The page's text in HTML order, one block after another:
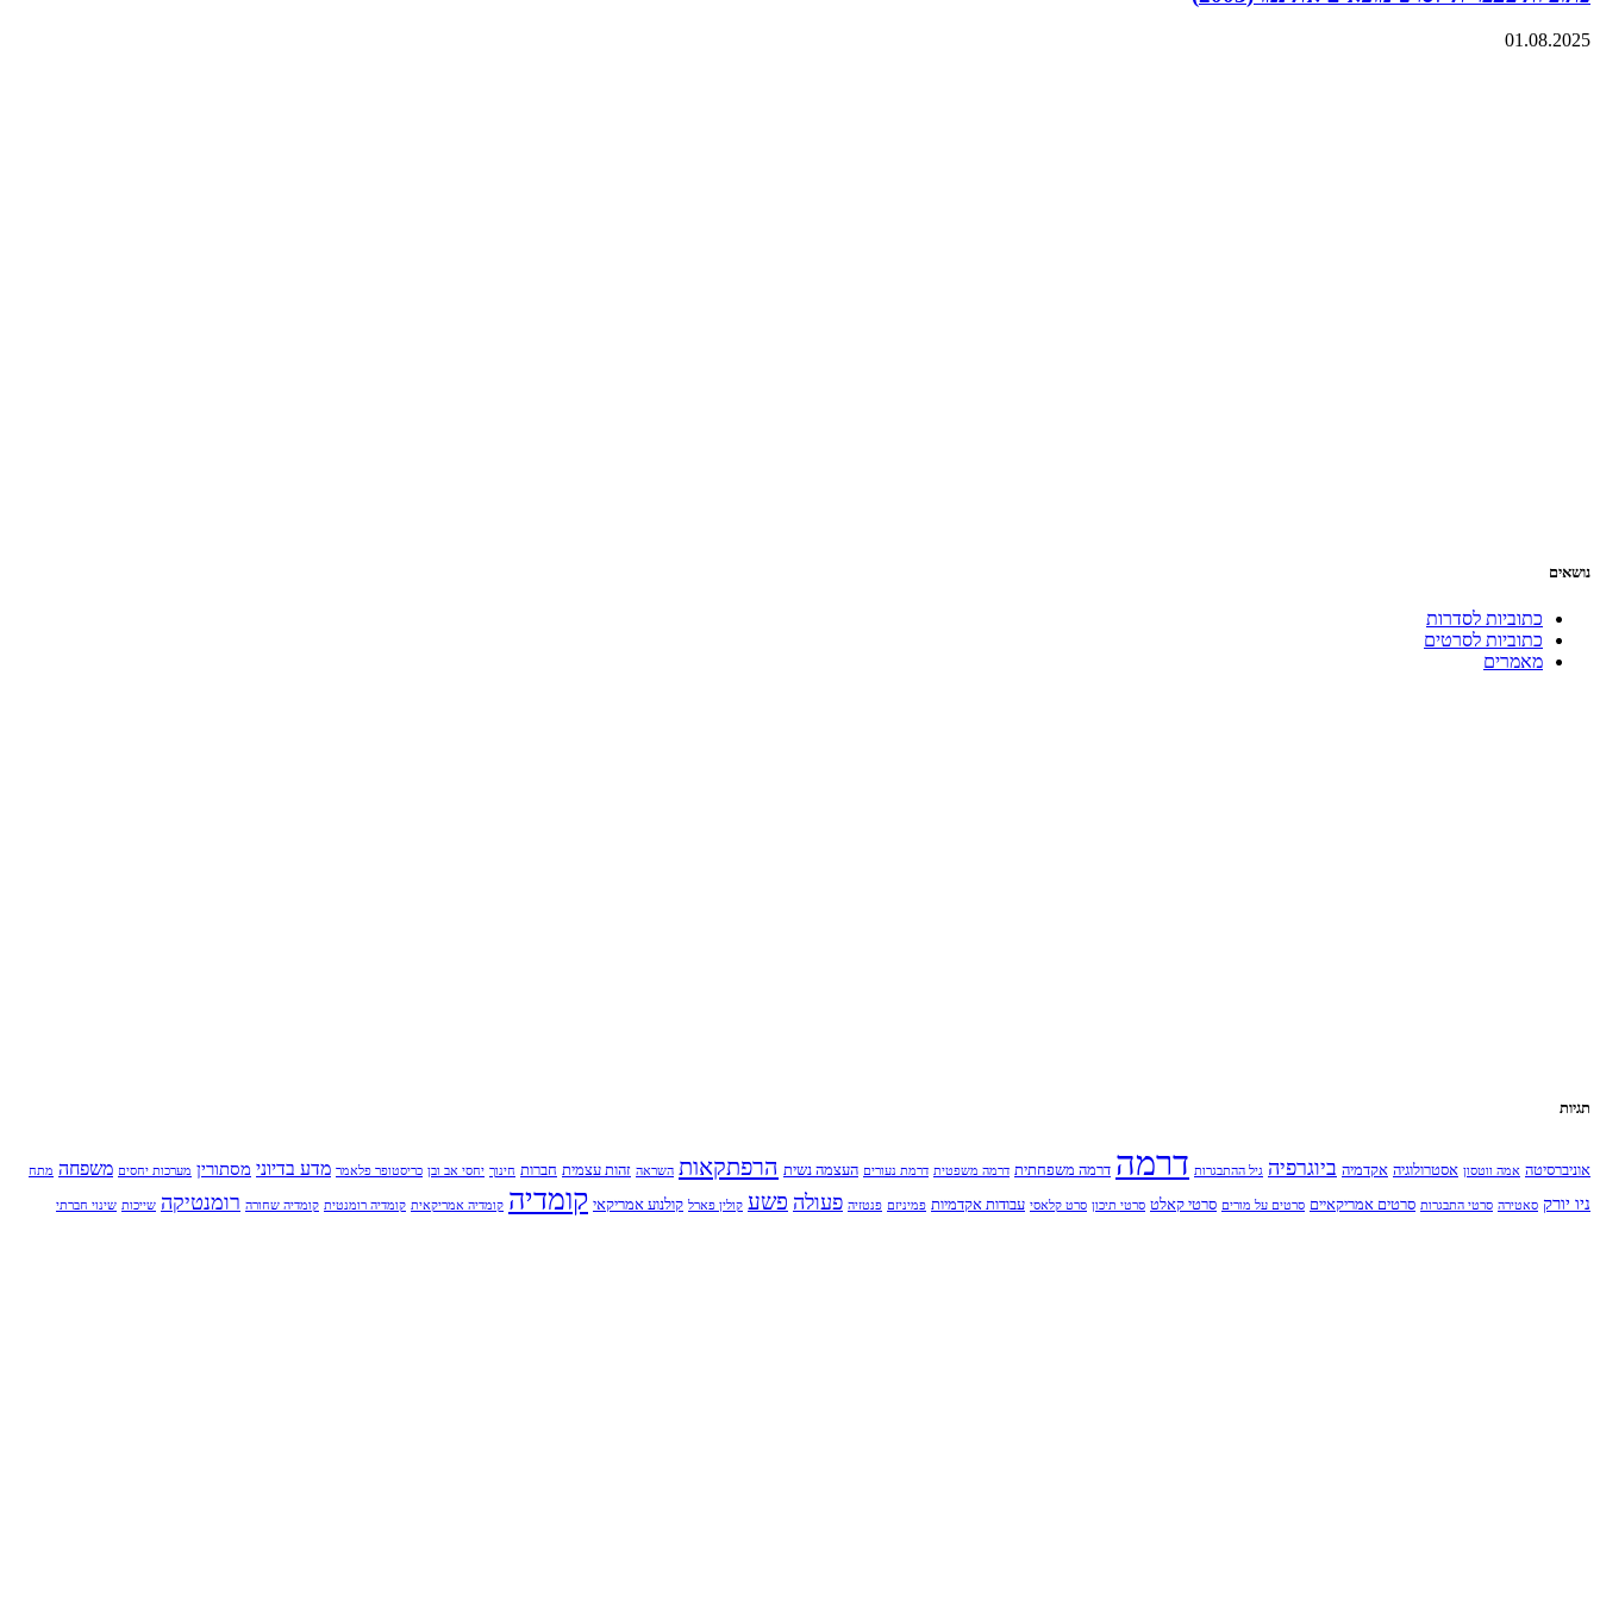
01.08.2025
נושאים
כתוביות לסדרות
כתוביות לסרטים
מאמרים
תגיות
אוניברסיטה אמה ווטסון אסטרולוגיה אקדמיה ביוגרפיה גיל ההתבגרות דרמה דרמה משפחתית דרמה משפטית דרמת נעורים העצמה נשית הרפתקאות השראה זהות עצמית חברות חינוך יחסי אב ובן כריסטופר פלאמר מדע בדיוני מסתורין מערכות יחסים משפחה מתח
ניו יורק סאטירה סרטי התבגרות סרטים אמריקאיים סרטים על מורים סרטי קאלט סרטי תיכון סרט קלאסי עבודות אקדמיות פמיניזם פנטזיה פעולה פשע קולין פארל קולנוע אמריקאי קומדיה קומדיה אמריקאית קומדיה רומנטית קומדיה שחורה רומנטיקה שייכות שינוי חברתי